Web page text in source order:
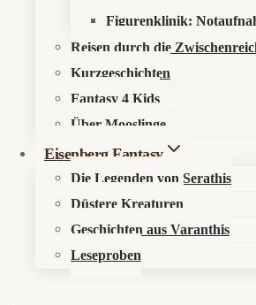
Figurenklinik:
Reisen durch die
Kurzgeschichten
Fantasy 4 Kids
Über Mooslinge
Eisenberg Fantasy
Die Legenden von Serathis
Düstere Kreaturen
Geschichten aus Varanthis
Leseproben
Startseite»Aktuelles